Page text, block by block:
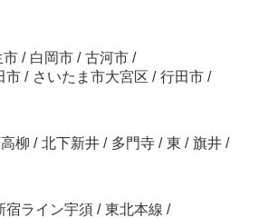
市 / 白岡市 / 古河市 /
市 / さいたま市大宮区 / 行田市 /
柳 / 北下新井 / 多門寺 / 東 / 旗井 /
宿ライン宇須 / 東北本線 /